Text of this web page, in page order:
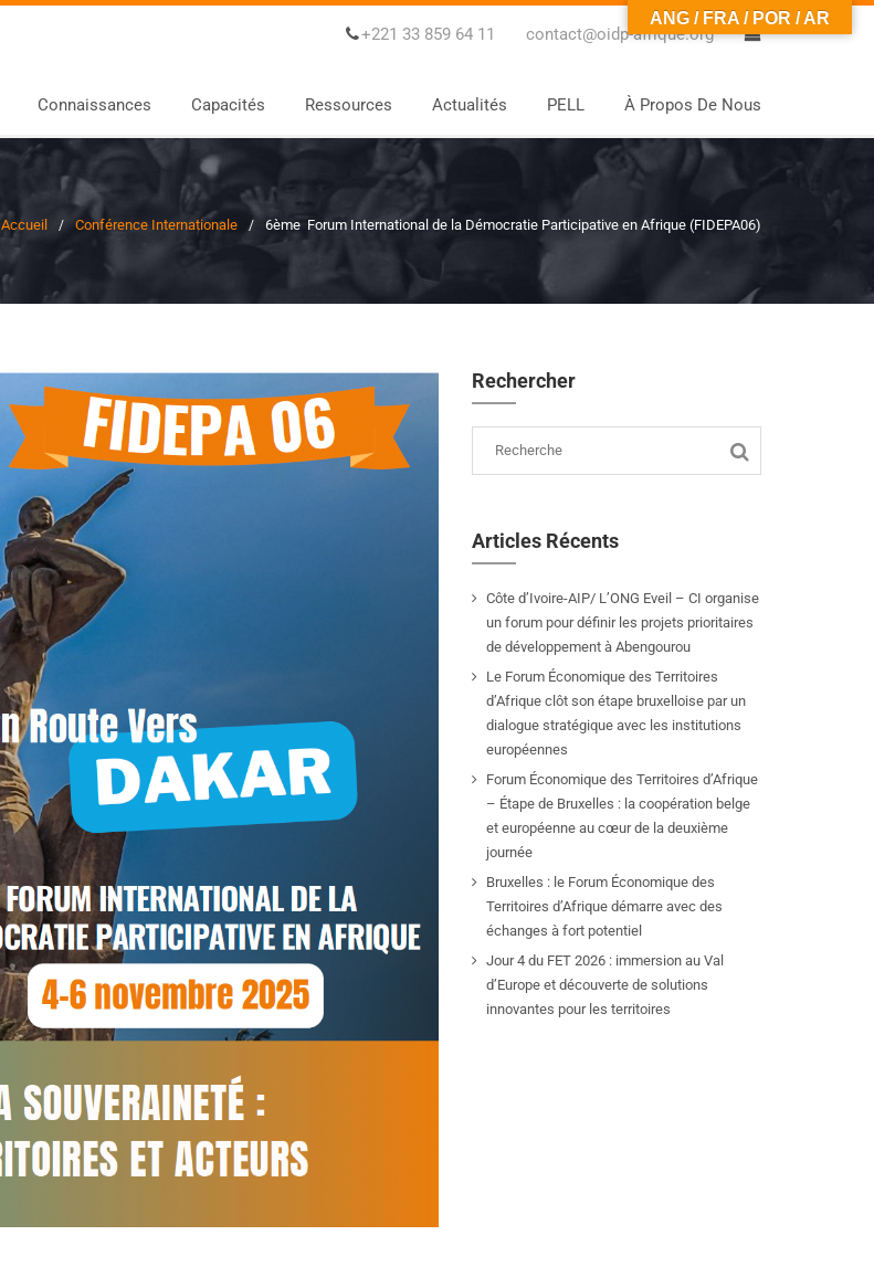
0
+221 33 859 64 11 contact@oidp-afrique.org
Connaissances Capacités Ressources Actualités PELL À Propos De Nous
Accueil Conférence Internationale 6ème Forum International de la Démocratie Participative en Afrique (FIDEPA06)
Rechercher
Articles Récents
Côte d’Ivoire-AIP/ L’ONG Eveil – CI organise
un forum pour définir les projets prioritaires
de développement à Abengourou
Le Forum Économique des Territoires
d’Afrique clôt son étape bruxelloise par un
dialogue stratégique avec les institutions
européennes
Forum Économique des Territoires d’Afrique
– Étape de Bruxelles : la coopération belge
et européenne au cœur de la deuxième
journée
Bruxelles : le Forum Économique des
Territoires d’Afrique démarre avec des
échanges à fort potentiel
Jour 4 du FET 2026 : immersion au Val
d’Europe et découverte de solutions
innovantes pour les territoires
ANG / FRA / POR / AR